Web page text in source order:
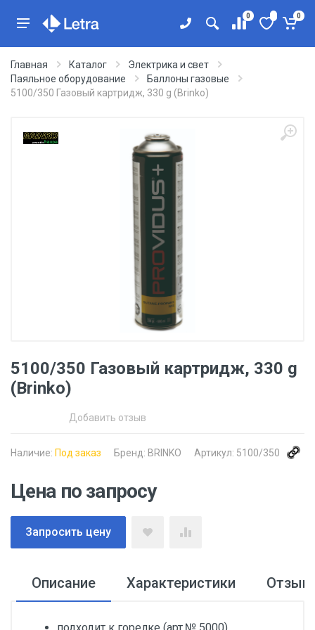
0 0
Главная Каталог
Электрика и свет
Паяльное оборудование
Баллоны газовые
5100/350 Газовый картридж, 330 g (Brinko)
5100/350 Газовый картридж, 330 g
(Brinko)
Добавить отзыв
Наличие: Под заказ Бренд: BRINKO Артикул: 5100/350
Цена по запросу
Запросить цену
Описание Характеристики